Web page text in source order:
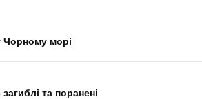
Чорному морі
та поранені